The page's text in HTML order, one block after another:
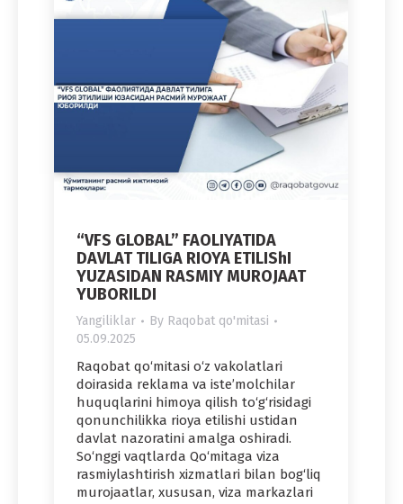
“VFS GLOBAL” FAOLIYATIDA
DAVLAT TILIGA RIOYA ETILIShI
YUZASIDAN RASMIY MUROJAAT
YUBORILDI
Yangiliklar By Raqobat qo'mitasi
05.09.2025
Raqobat qo‘mitasi o‘z vakolatlari
doirasida reklama va iste’molchilar
huquqlarini himoya qilish to‘g‘risidagi
qonunchilikka rioya etilishi ustidan
davlat nazoratini amalga oshiradi.
So‘nggi vaqtlarda Qo‘mitaga viza
rasmiylashtirish xizmatlari bilan bog‘liq
murojaatlar, xususan, viza markazlari